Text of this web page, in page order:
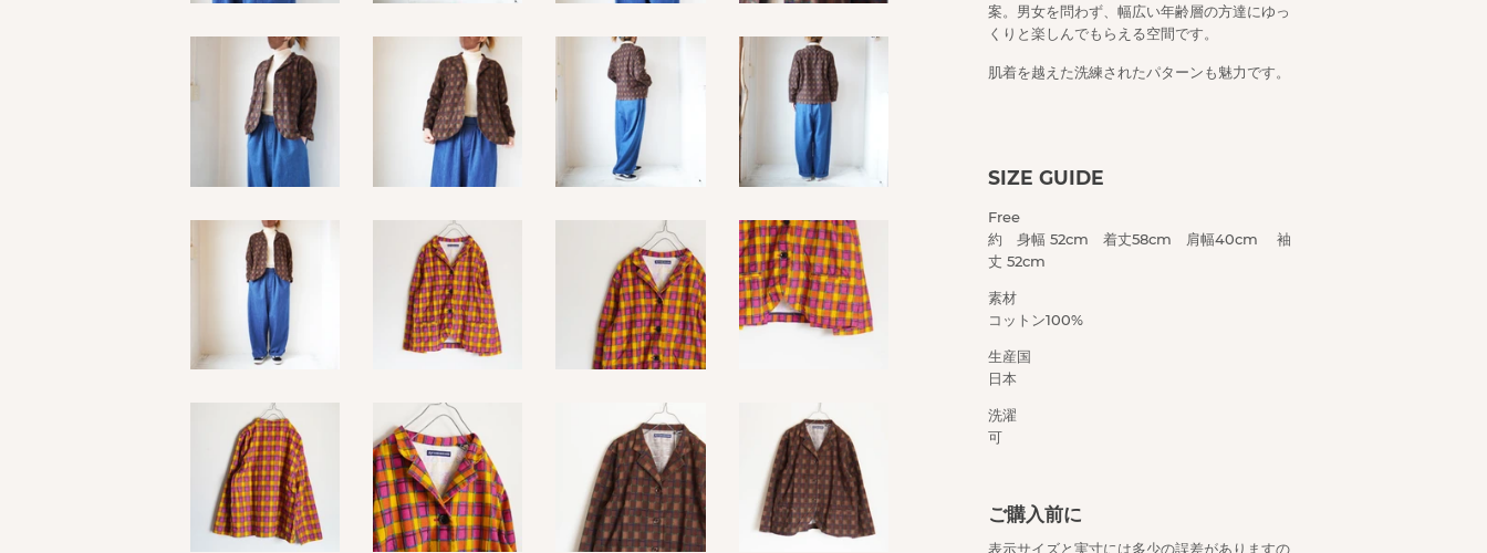
案。男女を問わず、幅広い年齢層の方達にゆっ
くりと楽しんでもらえる空間です。
肌着を越えた洗練されたパターンも魅力です。
SIZE GUIDE
Free
約 身幅 52cm 着丈58cm 肩幅40cm 袖
丈 52cm
素材
コットン100%
生産国
日本
洗濯
可
ご購入前に
表示サイズと実寸には多少の誤差がありますの